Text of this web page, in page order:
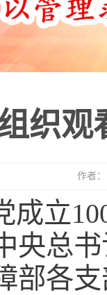
织观
作者
成立
央总
部各